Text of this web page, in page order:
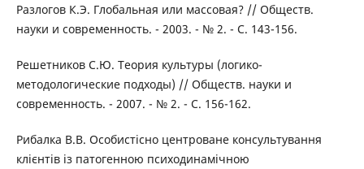
Разлогов К.Э. Глобальная или массовая? // Обществ.
науки и современность. - 2003. - № 2. - С. 143-156.
Решетников С.Ю. Теория культуры (логико-
методологические подходы) // Обществ. науки и
современность. - 2007. - № 2. - С. 156-162.
Рибалка В.В. Особистісно центроване консультування
клієнтів із патогенною психодинамічною